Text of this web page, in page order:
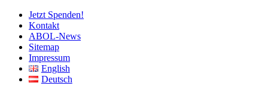
Jetzt Spenden!
Kontakt
ABOL-News
Sitemap
Impressum
English
Deutsch